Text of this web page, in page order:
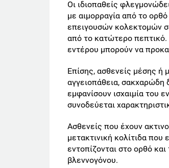
Οι ιδιοπαθείς
με αιμορραγία από το
επειγουσών κολεκτομών
από το κατώτερο
εντέρου μπορούν να
Επίσης, ασθενείς μέσης ή
αγγειοπάθεια, σακχαρώδη
εμφανίσουν ισχαιμία του
συνοδεύεται
Ασθενείς που έχουν
μετακτινική κολίτιδα
εντοπίζονται στο ορθό
βλεννογόνου.